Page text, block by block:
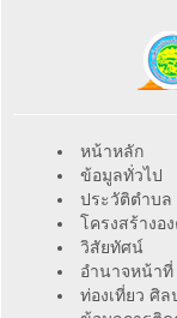
หน้าหลัก
ข้อมูลทั่วไป
ประวัติตำบล
โครงสร้างอ
วิสัยทัศน์
อำนาจหน้าที่
ท่องเที่ยว ศิ